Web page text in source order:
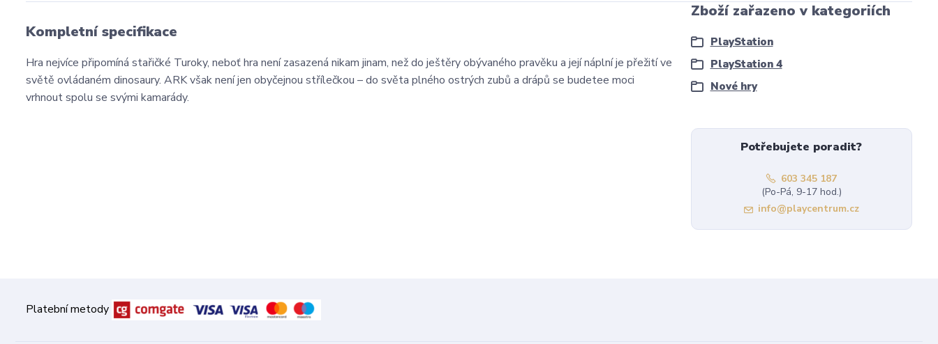
Kompletní specifikace
Hra nejvíce připomíná stařičké Turoky, neboť hra není zasazená nikam jinam, než do ještěry obývaného pravěku a její náplní je přežití ve
světě ovládaném dinosaury. ARK však není jen obyčejnou střílečkou – do světa plného ostrých zubů a drápů se budetee moci
vrhnout spolu se svými kamarády.
Zboží zařazeno v kategoriích
PlayStation
PlayStation 4
Nové hry
Potřebujete poradit?
603 345 187
(Po-Pá, 9-17 hod.)
info@playcentrum.cz
Platební metody